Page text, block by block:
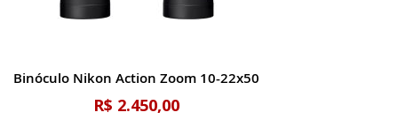
Binóculo Nikon Action Zoom 10-22x50
R$ 2.450,00